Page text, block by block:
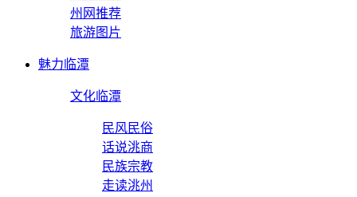
州网推荐
旅游图片
魅力临潭
文化临潭
民风民俗
话说洮商
民族宗教
走读洮州